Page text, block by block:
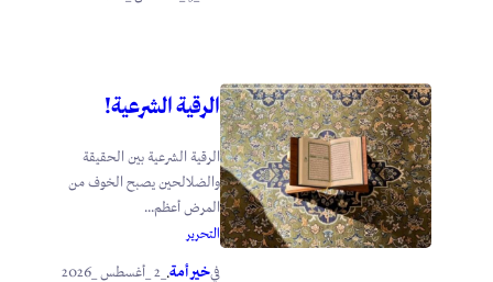
الرقية الشرعية!
الرقية الشرعية بين الحقيقة
والضلالحين يصبح الخوف من
المرض أعظم...
التحرير
فيخير أمة.